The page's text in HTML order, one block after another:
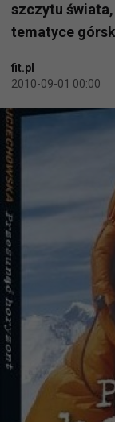
szczytu
tematyce
fit.pl
2010-09-01 00:00